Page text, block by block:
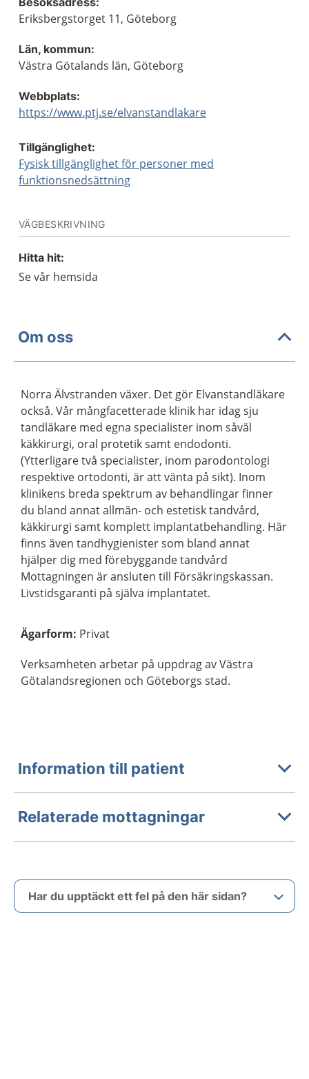
Eriksbergstorget 11, Göteborg
Län, kommun:
Västra Götalands län, Göteborg
Webbplats:
https://www.ptj.se/elvanstandlakare
Tillgänglighet:
Fysisk tillgänglighet för personer med
funktionsnedsättning
VÄGBESKRIVNING
Hitta hit:
Se vår hemsida
Om oss
Norra Älvstranden växer. Det gör Elvanstandläkare
också. Vår mångfacetterade klinik har idag sju
tandläkare med egna specialister inom såväl
käkkirurgi, oral protetik samt endodonti.
(Ytterligare två specialister, inom parodontologi
respektive ortodonti, är att vänta på sikt). Inom
klinikens breda spektrum av behandlingar finner
du bland annat allmän- och estetisk tandvård,
käkkirurgi samt komplett implantatbehandling. Här
finns även tandhygienister som bland annat
hjälper dig med förebyggande tandvård
Mottagningen är ansluten till Försäkringskassan.
Livstidsgaranti på själva implantatet.
Ägarform: Privat
Verksamheten arbetar på uppdrag av Västra
Götalandsregionen och Göteborgs stad.
Information till patient
Relaterade mottagningar
Har du upptäckt ett fel på den här sidan?